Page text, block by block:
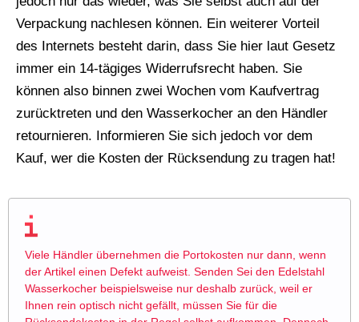
Verpackung nachlesen können. Ein weiterer Vorteil
des Internets besteht darin, dass Sie hier laut Gesetz
immer ein 14-tägiges Widerrufsrecht haben. Sie
können also binnen zwei Wochen vom Kaufvertrag
zurücktreten und den Wasserkocher an den Händler
retournieren. Informieren Sie sich jedoch vor dem
Kauf, wer die Kosten der Rücksendung zu tragen hat!
Viele Händler übernehmen die Portokosten nur dann, wenn
der Artikel einen Defekt aufweist. Senden Sei den Edelstahl
Wasserkocher beispielsweise nur deshalb zurück, weil er
Ihnen rein optisch nicht gefällt, müssen Sie für die